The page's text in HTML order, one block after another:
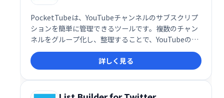
PocketTubeは、YouTubeチャンネルのサブスクリプ
ションを簡単に管理できるツールです。複数のチャン
ネルをグループ化し、整理することで、YouTubeのイ
ンターフェース上で効率的に管理できます。煩雑なサ
ブスクリプション管理をシンプルに、快適に。
詳しく見る